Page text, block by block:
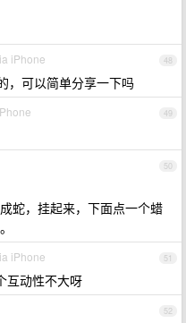
48
iPhone
，可以简单分享一下吗
49
50
蛇，挂起来，下面点一个蜡
51
iPhone
互动性不大呀
52